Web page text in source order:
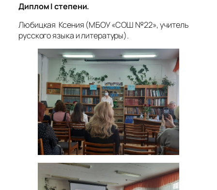
ДипломIстепени.
Любицкая Ксения (МБОУ «СОШ №22», учитель
русского языка и литературы).